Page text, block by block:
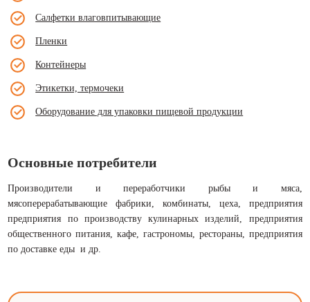
Салфетки влаговпитывающие
Пленки
Контейнеры
Этикетки, термочеки
Оборудование для упаковки пищевой продукции
Основные потребители
Производители и переработчики рыбы и мяса,
мясоперерабатывающие фабрики, комбинаты, цеха, предприятия
предприятия по производству кулинарных изделий, предприятия
общественного питания, кафе, гастрономы, рестораны, предприятия
по доставке еды и др.